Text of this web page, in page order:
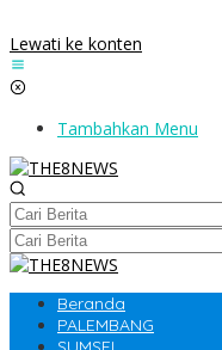
Lewati ke konten
Tambahkan Menu
Beranda
PALEMBANG